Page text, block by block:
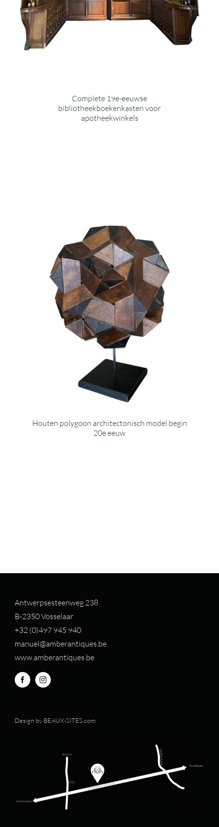
Complete 19e-eeuwse
bibliotheekboekenkasten voor
apotheekwinkels
Houten polygoon architectonisch model begin
20e eeuw
Antwerpsesteenweg 238
B-2350 Vosselaar
+32 (0)497 945 940
manuel@amberantiques.be
www.amberantiques.be
Design by BEAUX-SITES.com